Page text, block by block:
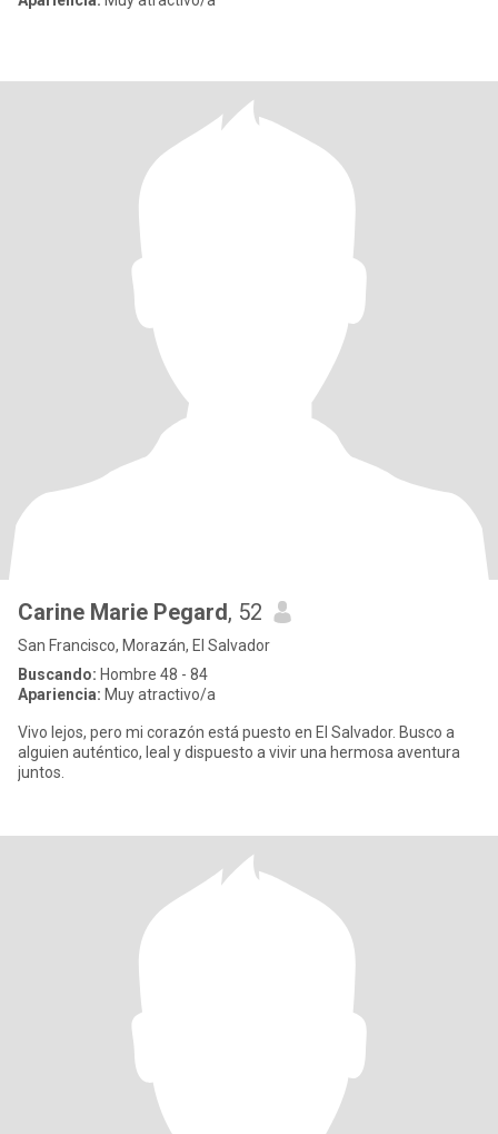
Carine Marie Pegard, 52
San Francisco, Morazán, El Salvador
Buscando: Hombre 48 - 84
Apariencia: Muy atractivo/a
Vivo lejos, pero mi corazón está puesto en El Salvador. Busco a
alguien auténtico, leal y dispuesto a vivir una hermosa aventura
juntos.